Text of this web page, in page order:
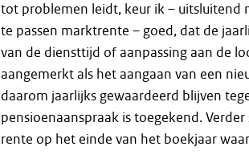
tot problemen leidt, keur ik – uitsluitend
te passen marktrente – goed, dat de
van de diensttijd of aanpassing aan de
aangemerkt als het aangaan van een
daarom jaarlijks gewaardeerd blijven
pensioenaanspraak is toegekend.
rente op het einde van het boekjaar